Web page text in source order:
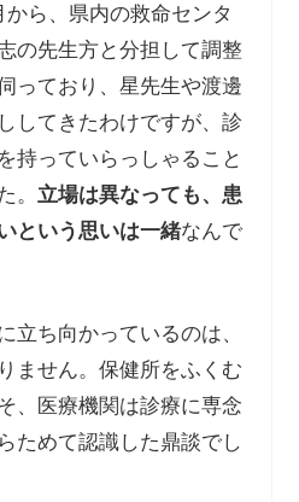
ら、県内の救命センタ
の先生方と分担して調整
っており、星先生や渡邊
してきたわけですが、診
持っていらっしゃること
。 立場は異なっても、患
という思いは一緒なんで
立ち向かっているのは、
ません。保健所をふくむ
、医療機関は診療に専念
ためて認識した鼎談でし